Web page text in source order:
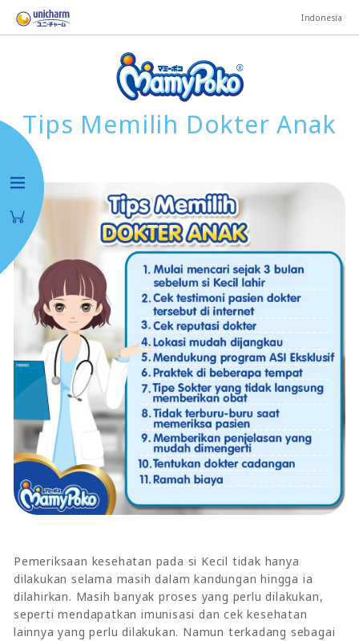
Indonesia
Tips Memilih Dokter Anak
Pemeriksaan kesehatan pada si Kecil tidak hanya
dilakukan selama masih dalam kandungan hingga ia
dilahirkan. Masih banyak proses yang perlu dilakukan,
seperti mendapatkan imunisasi dan cek kesehatan
lainnya yang perlu dilakukan. Namun terkadang sebagai